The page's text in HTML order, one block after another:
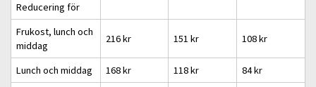
Reducering för
Frukost, lunch och
middag
216 kr 151 kr 108 kr
Lunch och middag 168 kr 118 kr
84 kr